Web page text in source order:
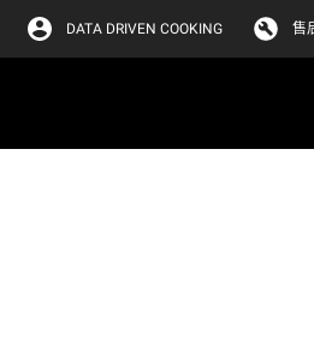
DATA DRIVEN COOKING 售